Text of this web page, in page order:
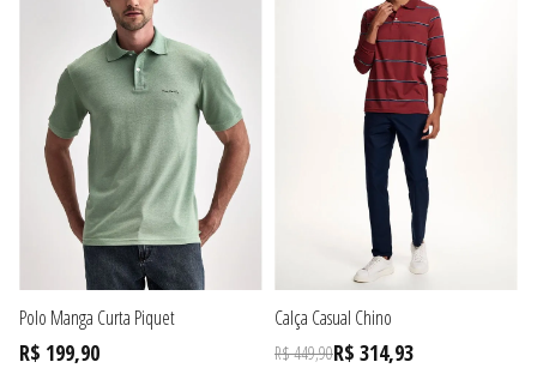
Polo Manga Curta Piquet
R$ 199,90
Calça Casual Chino
R$ 449,90R$ 314,93